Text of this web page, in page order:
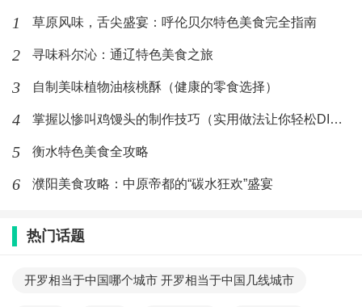
1 草原风味，舌尖盛宴：呼伦贝尔特色美食完全指南
2 寻味科尔沁：通辽特色美食之旅
3 自制美味植物油核桃酥（健康的零食选择）
4 掌握以惨叫鸡馒头的制作技巧（实用做法让你轻松DIY）
5 衡水特色美食全攻略
6 濮阳美食攻略：中原帝都的“碳水狂欢”盛宴
热门话题
开罗相当于中国哪个城市 开罗相当于中国几线城市